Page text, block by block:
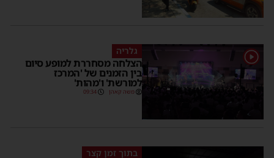
1 גלריה
הצלחה מסחררת למופע סיום
בין הזמנים של 'המרכז
למורשת' ו'מהות'
משה קאהן 09:34
בתוך זמן קצר